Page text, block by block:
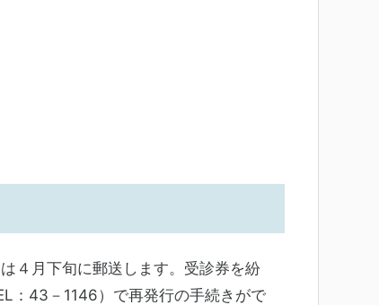
４月下旬に郵送します。受診券を紛
43－1146）で再発行の手続きがで